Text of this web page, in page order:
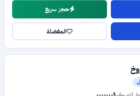
حجز سريع
المفضلة